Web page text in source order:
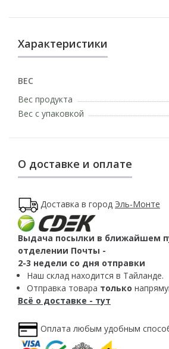
Характеристики
ВЕС
Вес продукта
Вес с упаковкой
О доставке и оплате
Доставка в город Эль-Монте
Выдача посылки в ближайшем
отделении Почты -
2-3 недели со дня отправки
Наш склад находится в Тайланде.
Отправка товара только
Всё о доставке - тут
Оплата любым удобным